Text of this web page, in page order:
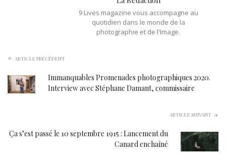
9 Lives magazine vous accompagne au
quotidien dans le monde de la
photographie et de l'Image.
ARTICLE PRÉCÉDENT
Immanquables Promenades photographiques 2020.
Interview avec Stéphane Damant, commissaire
ARTICLE SUIVANT
Ça s’est passé le 10 septembre 1915 : Lancement du
Canard enchaîné